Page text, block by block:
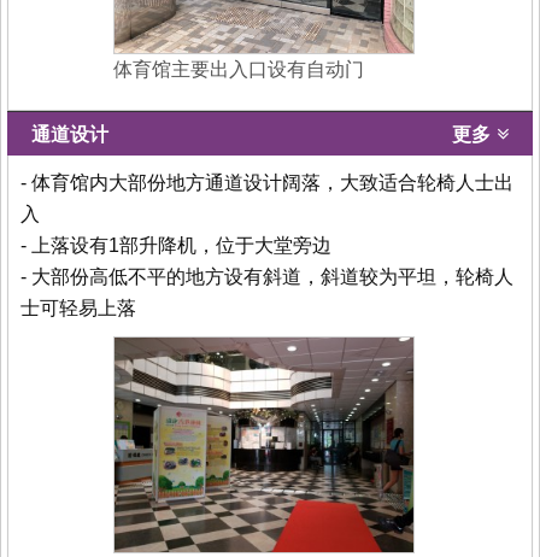
体育馆主要出入口设有自动门
通道设计 更多
- 体育馆内大部份地方通道设计阔落，大致适合轮椅人士出
入
- 上落设有1部升降机，位于大堂旁边
- 大部份高低不平的地方设有斜道，斜道较为平坦，轮椅人
士可轻易上落